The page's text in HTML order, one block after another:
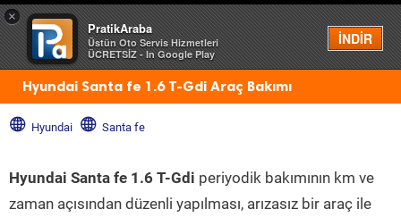
×
PratikAraba
Üstün Oto Servis Hizmetleri
ÜCRETSİZ - In Google Play
İNDİR
Menü
Hyundai Santa fe 1.6 T-Gdi Araç Bakımı
Hyundai Santa fe
Hyundai Santa fe 1.6 T-Gdi periyodik bakımının km ve
zaman açısından düzenli yapılması, arızasız bir araç ile